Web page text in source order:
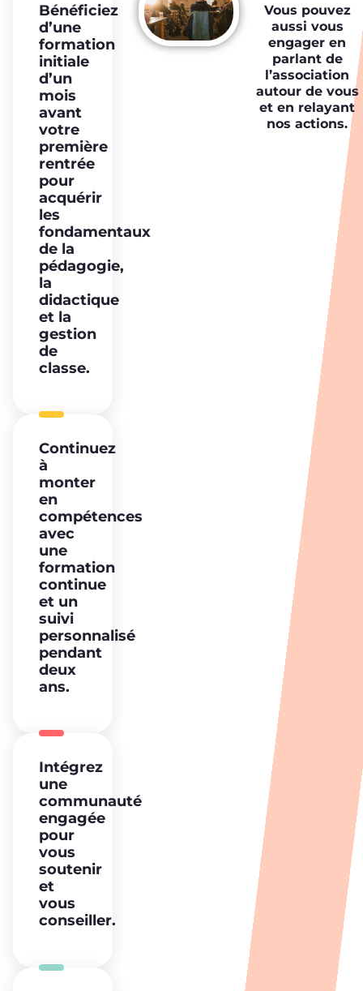
Bénéficiez
d’une
formation
initiale
d’un
mois
avant
votre
première
rentrée
pour
acquérir
les
fondamentaux
de la
pédagogie,
la
didactique
et la
gestion
de
classe.
Continuez
à
monter
en
compétences
avec
une
formation
continue
et un
suivi
personnalisé
pendant
deux
ans.
Intégrez
une
communauté
engagée
pour
vous
soutenir
et
vous
conseiller.
Vous pouvez
aussi vous
engager en
parlant de
l’association
autour de vous
et en relayant
nos actions.